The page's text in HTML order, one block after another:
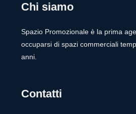
Chi siamo
Spazio Promozionale è la prima
occuparsi di spazi commerciali
anni.
Contatti